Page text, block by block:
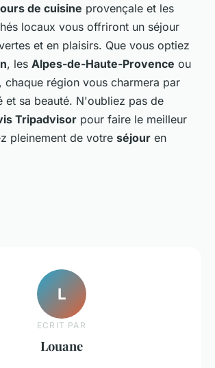
de cuisine provençale et les
locaux vous offriront un séjour
et en plaisirs. Que vous optiez
, les Alpes-de-Haute-Provence ou
, chaque région vous charmera par
et sa beauté. N'oubliez pas de
Tripadvisor pour faire le meilleur
pleinement de votre séjour en
L
ECRIT PAR
Louane